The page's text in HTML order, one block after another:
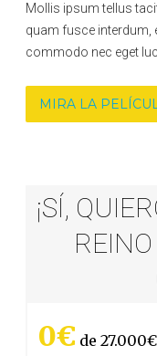
Mollis ipsum tellus
quam fusce interdum,
commodo nec eget
MIRA LA
¡SÍ,
0€ de 27.000€